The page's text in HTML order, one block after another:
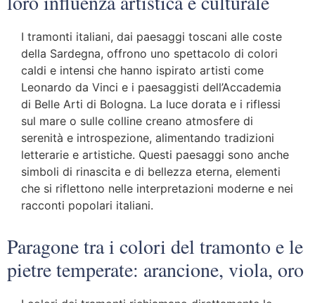
I tramonti italiani, dai paesaggi toscani alle coste
della Sardegna, offrono uno spettacolo di colori
caldi e intensi che hanno ispirato artisti come
Leonardo da Vinci e i paesaggisti dell’Accademia
di Belle Arti di Bologna. La luce dorata e i riflessi
sul mare o sulle colline creano atmosfere di
serenità e introspezione, alimentando tradizioni
letterarie e artistiche. Questi paesaggi sono anche
simboli di rinascita e di bellezza eterna, elementi
che si riflettono nelle interpretazioni moderne e nei
racconti popolari italiani.
Paragone tra i colori del tramonto e le
pietre temperate: arancione, viola, oro